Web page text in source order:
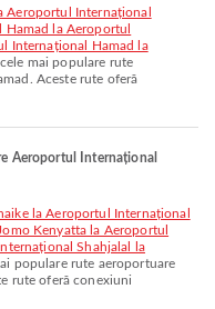
la Aeroportul
Internațional Hamad la
mai populare rute
Aceste rute oferă
Aeroportul Internațional
Kenyatta la Aeroportul
Shahjalal la
populare rute aeroportuare
rute oferă conexiuni